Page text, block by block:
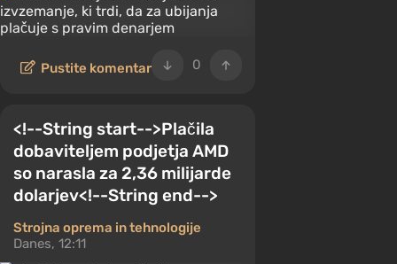
0
Pustite komentar
<!--String start-->Plačila
dobaviteljem podjetja AMD
so narasla za 2,36 milijarde
dolarjev<!--String end-->
Strojna oprema in tehnologije
Danes, 12:11